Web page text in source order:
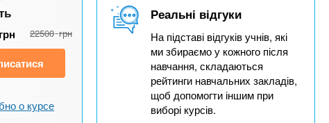
грн 22500 грн
о курсе
Реальні відгуки
На підставі відгуків учнів, які
ми збираємо у кожного після
навчання, складаються
рейтинги навчальних закладів,
щоб допомогти іншим при
виборі курсів.